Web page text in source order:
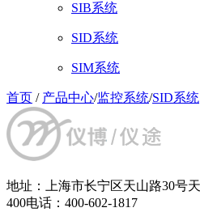
SIB系统
SID系统
SIM系统
首页 / 产品中心/监控系统/SID系统
地址：上海市长宁区天山路30号
400电话：400-602-1817